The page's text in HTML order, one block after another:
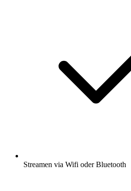
Streamen via Wifi oder Bluetooth